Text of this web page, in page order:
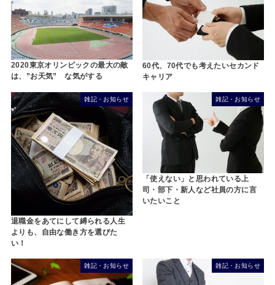
2020東京オリンピックの最大の敵
は、”お天気” な気がする
60代、70代でも考えたいセカンド
キャリア
雑記・お知らせ
退職金をあてにして縛られる人生
よりも、自由な働き方を選びた
い！
雑記・お知らせ
「使えない」と思われている上
司・部下・新人など社員の方に言
いたいこと
雑記・お知らせ 雑記・お知らせ